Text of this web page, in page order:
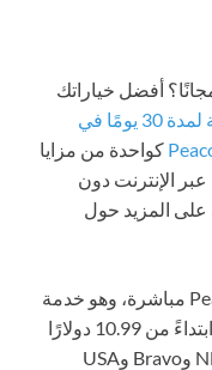
أفضل خياراتك
التسجيل للحصول على تجربة مجانية لمدة 30 يومًا في
كواحدة من مزايا
الإنترنت دون
على المزيد حول
بدلاً من ذلك، يمكنك الاشتراك في Peacock مباشرة، وهو خدمة
البث الرسمية لشركة NBCUniversal، ابتداءً من 10.99 دولارًا
يمنحك الوصول إلى NBC وBravo وUSA